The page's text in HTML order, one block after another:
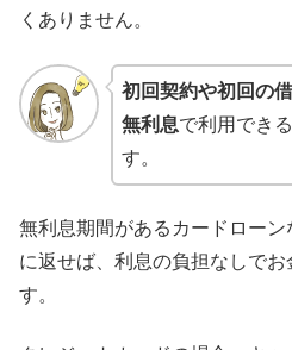
くありません。
初回契約や初回の
無利息で利用でき
す。
無利息期間があるカードロー
に返せば、利息の負担なしで
す。